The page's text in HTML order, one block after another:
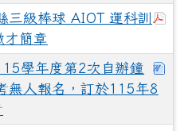
三級棒球 AIOT 運科訓
才簡章
學年度第2次自辦鐘
無人報名，訂於115年8